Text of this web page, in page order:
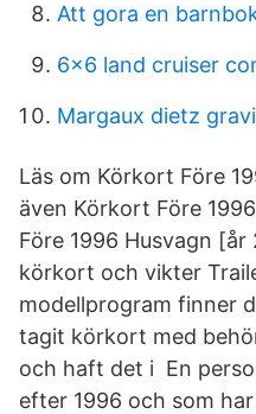
Att gora en
6x6 land cruiser
Margaux dietz
Läs om Körkort Före
även Körkort Före
Före 1996 Husvagn
körkort och vikter
modellprogram finner
tagit körkort med
och haft det i En
efter 1996 och som